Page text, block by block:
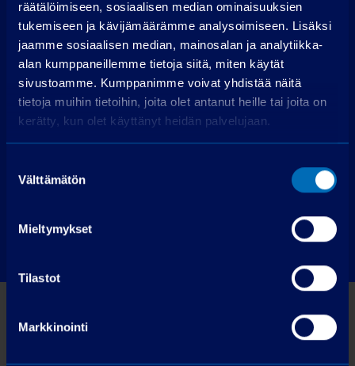
räätälöimiseen, sosiaalisen median ominaisuuksien
tukemiseen ja kävijämäärämme analysoimiseen. Lisäksi
jaamme sosiaalisen median, mainosalan ja analytiikka-
alan kumppaneillemme tietoja siitä, miten käytät
sivustoamme. Kumppanimme voivat yhdistää näitä
tietoja muihin tietoihin, joita olet antanut heille tai joita on
kerätty, kun olet käyttänyt heidän palvelujaan.
valinta
Välttämätön
Mieltymykset
Tilastot
Markkinointi
2017 50000 km Bensiini
Manuaali Lohja
10990€
tai 130 €/kk
2024
Lohja